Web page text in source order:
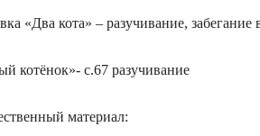
«Два кота» – разучивание, забегание
котёнок»- с.67 разучивание
материал: